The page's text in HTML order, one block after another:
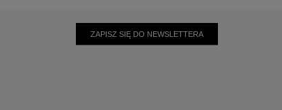
ZAPISZ SIĘ DO NEWSLETTERA